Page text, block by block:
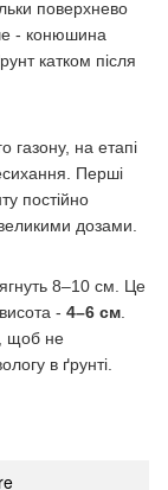
поверхнево
- конюшина
катком після
газону, на етапі
Перші
постійно
дозами.
8–10 см. Це
- 4–6 см
щоб не
в ґрунті.